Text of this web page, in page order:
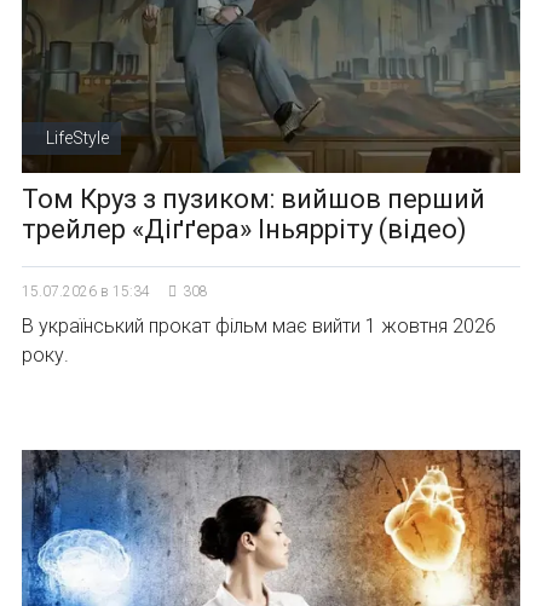
LifeStyle
Том Круз з пузиком: вийшов перший
трейлер «Діґґера» Іньярріту (відео)
15.07.2026 в 15:34 308
В український прокат фільм має вийти 1 жовтня 2026
року.